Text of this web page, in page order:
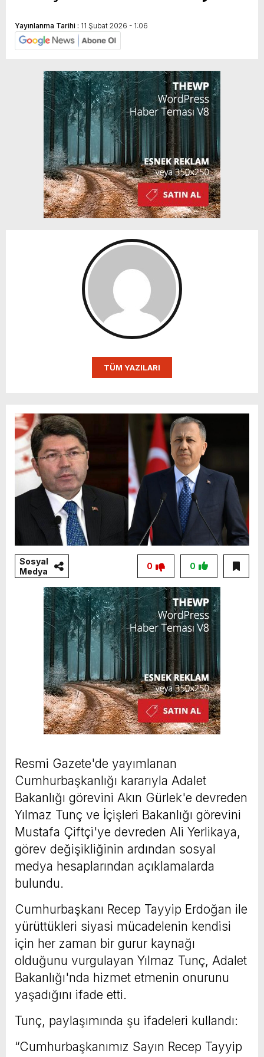
Yayınlanma Tarihi : 11 Şubat 2026 - 1:06
TÜM YAZILARI
Sosyal
Medya
0
0
Resmi Gazete'de yayımlanan
Cumhurbaşkanlığı kararıyla Adalet
Bakanlığı görevini Akın Gürlek'e devreden
Yılmaz Tunç ve İçişleri Bakanlığı görevini
Mustafa Çiftçi'ye devreden Ali Yerlikaya,
görev değişikliğinin ardından sosyal
medya hesaplarından açıklamalarda
bulundu.
Cumhurbaşkanı Recep Tayyip Erdoğan ile
yürüttükleri siyasi mücadelenin kendisi
için her zaman bir gurur kaynağı
olduğunu vurgulayan Yılmaz Tunç, Adalet
Bakanlığı'nda hizmet etmenin onurunu
yaşadığını ifade etti.
Tunç, paylaşımında şu ifadeleri kullandı:
“Cumhurbaşkanımız Sayın Recep Tayyip